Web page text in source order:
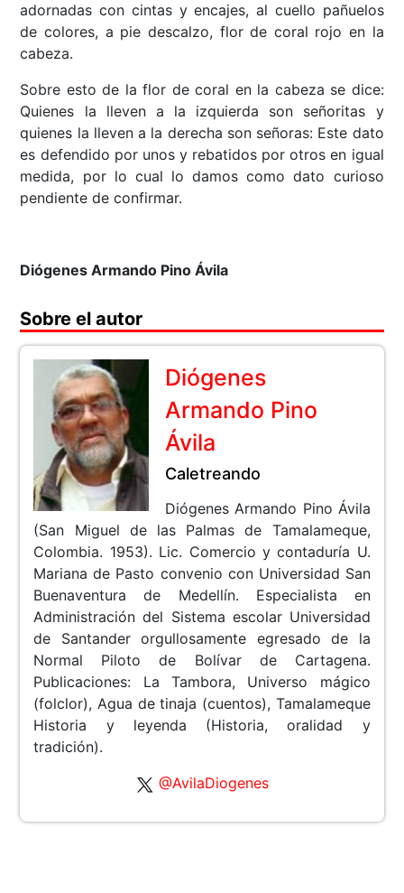
adornadas con cintas y encajes, al cuello pañuelos
de colores, a pie descalzo, flor de coral rojo en la
cabeza.
Sobre esto de la flor de coral en la cabeza se dice:
Quienes la lleven a la izquierda son señoritas y
quienes la lleven a la derecha son señoras: Este dato
es defendido por unos y rebatidos por otros en igual
medida, por lo cual lo damos como dato curioso
pendiente de confirmar.
Diógenes Armando Pino Ávila
Sobre el autor
Diógenes
Armando Pino
Ávila
Caletreando
Diógenes Armando Pino Ávila
(San Miguel de las Palmas de Tamalameque,
Colombia. 1953). Lic. Comercio y contaduría U.
Mariana de Pasto convenio con Universidad San
Buenaventura de Medellín. Especialista en
Administración del Sistema escolar Universidad
de Santander orgullosamente egresado de la
Normal Piloto de Bolívar de Cartagena.
Publicaciones: La Tambora, Universo mágico
(folclor), Agua de tinaja (cuentos), Tamalameque
Historia y leyenda (Historia, oralidad y
tradición).
@AvilaDiogenes